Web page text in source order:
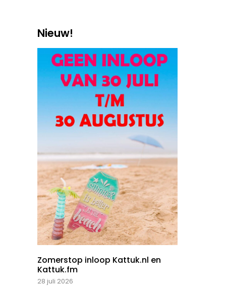
Nieuw!
Zomerstop inloop Kattuk.nl en
Kattuk.fm
28 juli 2026